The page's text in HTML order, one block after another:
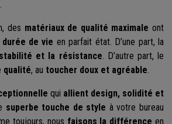
des matériaux de qualité maximale ont
de vie en parfait état. D’une part, la
stabilité et la résistance. D’autre part, le
qualité, au toucher doux et agréable.
qui allient design, solidité et
superbe touche de style à votre bureau
toujours, nous faisons la différence en